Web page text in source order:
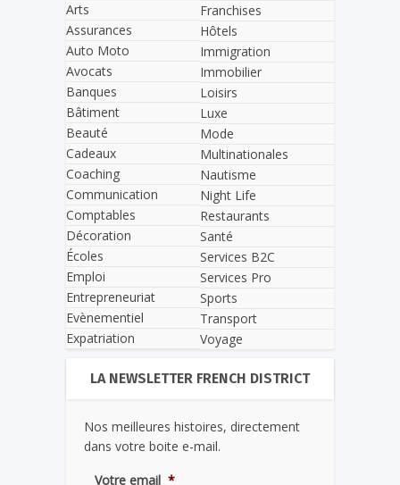
Arts
Assurances
Auto Moto
Avocats
Banques
Bâtiment
Beauté
Cadeaux
Coaching
Communication
Comptables
Décoration
Écoles
Emploi
Entrepreneuriat
Evènementiel
Expatriation
Franchises
Hôtels
Immigration
Immobilier
Loisirs
Luxe
Mode
Multinationales
Nautisme
Night Life
Restaurants
Santé
Services B2C
Services Pro
Sports
Transport
Voyage
LA NEWSLETTER FRENCH DISTRICT
Nos meilleures histoires, directement
dans votre boite e-mail.
Votre email *